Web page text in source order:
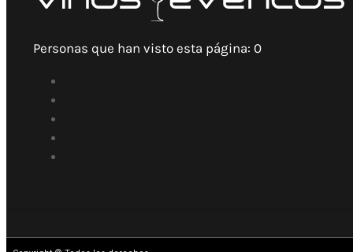
Personas que han visto esta página: 0